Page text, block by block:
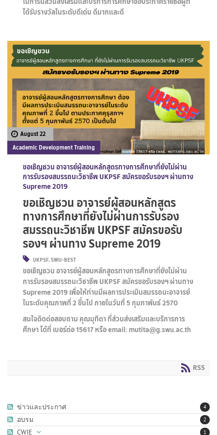
ได้รับรางวัลในระดับดีเด่น ดีมากและดี
August 22
Academic Development Training
ขอเชิญชวน อาจารย์ผู้สอนหลักสูตรทางการศึกษาที่ยังไม่ผ่าน
การรับรองสมรรถนะวิชาชีพ UKPSF สมัครขอรับรองฯ ผ่านทาง
Supreme 2019
ขอเชิญชวน อาจารย์ผู้สอนหลักสูตร
ทางการศึกษาที่ยังไม่ผ่านการรับรอง
สมรรถนะวิชาชีพ UKPSF สมัครขอรับ
รองฯ ผ่านทาง Supreme 2019
UKPSF,SWU-BEST
ขอเชิญชวน อาจารย์ผู้สอนหลักสูตรทางการศึกษาที่ยังไม่ผ่าน
การรับรองสมรรถนะวิชาชีพ UKPSF สมัครขอรับรองฯ ผ่านทาง
Supreme 2019 เพื่อให้ท่านมีผลการประเมินสมรรถนะอาจารย์
ในระดับคุณภาพที่ 2 ขึ้นไป ภายในวันที่ 5 กุมภาพันธ์ 2570
สนใจติดต่อสอบถาม คุณมุทิตา ที่ส่วนส่งเสริมและบริการการ
ศึกษา ได้ที่ เบอร์ต่อ 15617 หรือ email: mutita@g.swu.ac.th
RSS
4
ข่าวและประกาศ
2
อบรม
1
CWIE